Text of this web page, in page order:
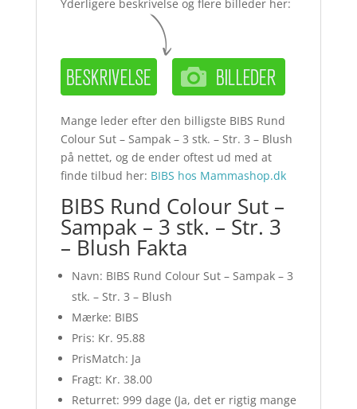
Yderligere beskrivelse og flere billeder her:
Mange leder efter den billigste BIBS Rund
Colour Sut – Sampak – 3 stk. – Str. 3 – Blush
på nettet, og de ender oftest ud med at
finde tilbud her: BIBS hos Mammashop.dk
BIBS Rund Colour Sut –
Sampak – 3 stk. – Str. 3
– Blush Fakta
Navn: BIBS Rund Colour Sut – Sampak – 3
stk. – Str. 3 – Blush
Mærke: BIBS
Pris: Kr. 95.88
PrisMatch: Ja
Fragt: Kr. 38.00
Returret: 999 dage (Ja, det er rigtig mange